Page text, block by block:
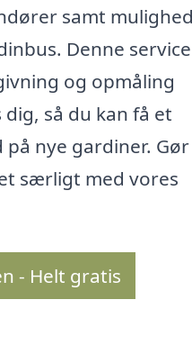
samt
Denne service
og opmåling
så du kan få et
nye gardiner. Gør
særligt med vores
- Helt gratis